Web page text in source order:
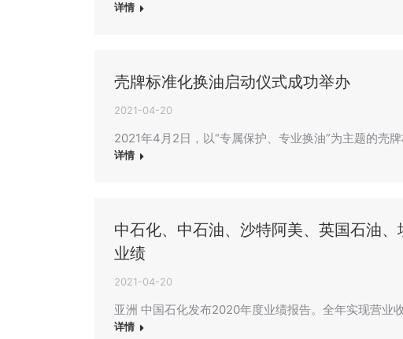
详情
壳牌标准化换油启动仪式成功举办
2021-04-20
2021年4月2日，以“专属保护、专业换油”为主题的壳
详情
中石化、中石油、沙特阿美、英国石油
业绩
2021-04-20
亚洲 中国石化发布2020年度业绩报告。全年实现营业
详情